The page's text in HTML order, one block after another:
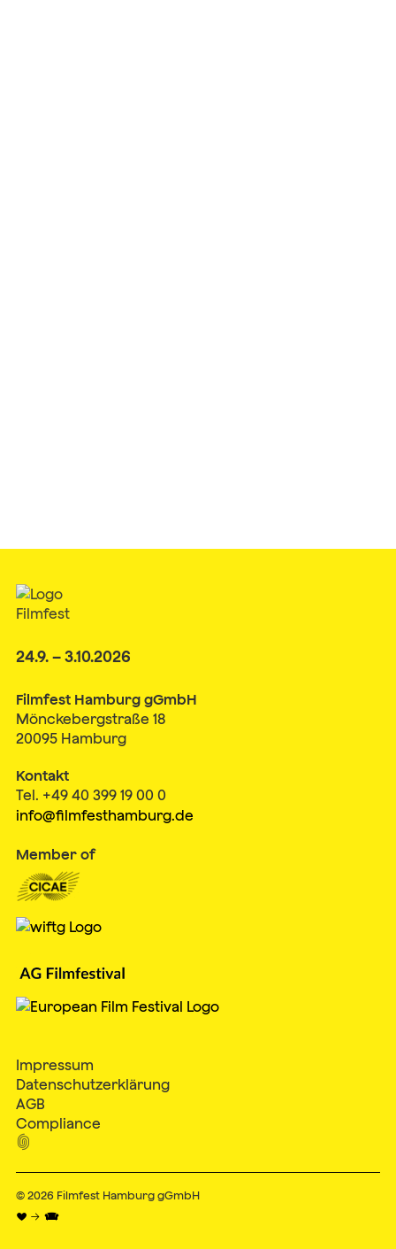
24.9. – 3.10.2026
Filmfest Hamburg gGmbH
Mönckebergstraße 18
20095 Hamburg
Kontakt
Tel. +49 40 399 19 00 0
info@filmfesthamburg.de
Member of
Impressum
Datenschutzerklärung
AGB
Compliance

© 2026 Filmfest Hamburg gGmbH
♥ → 